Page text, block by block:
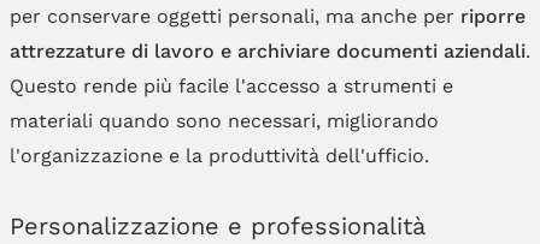
per conservare oggetti personali, ma anche per riporre
attrezzature di lavoro e archiviare documenti aziendali.
Questo rende più facile l'accesso a strumenti e
materiali quando sono necessari, migliorando
l'organizzazione e la produttività dell'ufficio.
Personalizzazione e professionalità